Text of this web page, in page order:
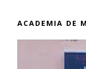
ACADEMIA DE